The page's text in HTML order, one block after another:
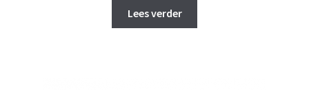
was:
€ 55,00. € 45,00.
Lees verder